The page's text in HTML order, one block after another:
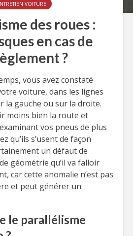
VOITURE
des roues :
en cas de
?
vous avez constaté
voiture, dans les lignes
la gauche ou sur la droite.
moins bien la route et
vos pneus de plus
qu’ils s’usent de façon
un défaut de
géométrie qu’il va falloir
car cette anomalie n’est pas
et peut générer un
le parallélisme